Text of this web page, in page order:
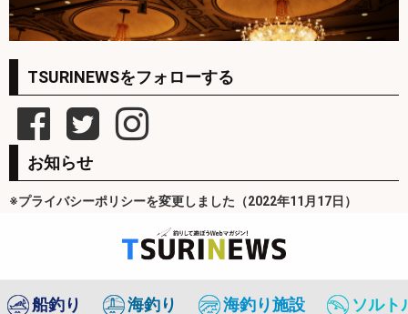
TSURINEWSをフォローする
お知らせ
※プライバシーポリシーを変更しました（2022年11月17日）
船釣り 海釣り 海釣り施設 ソルト